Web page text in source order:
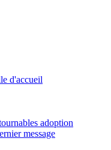
d'accueil
adoption
message